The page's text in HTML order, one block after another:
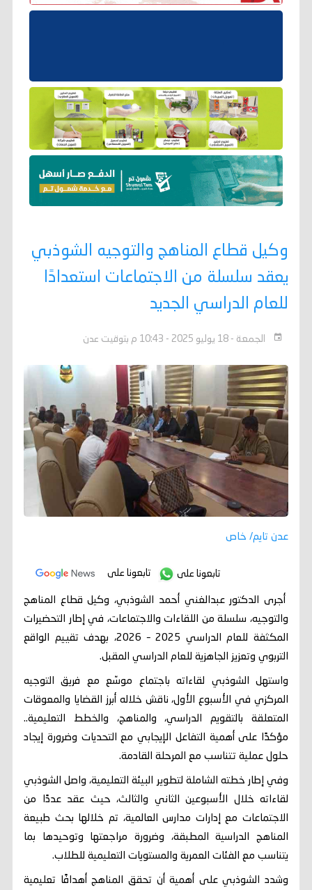
وكيل قطاع المناهج والتوجيه الشوذبي
يعقد سلسلة من الاجتماعات استعدادًا
للعام الدراسي الجديد
الجمعة - 18 يوليو 2025 - 10:43 م بتوقيت عدن
عدن تايم/ خاص
تابعونا على تابعونا على
أجرى الدكتور عبدالغني أحمد الشوذبي، وكيل قطاع المناهج
والتوجيه، سلسلة من اللقاءات والاجتماعات، في إطار التحضيرات
المكثفة للعام الدراسي 2025 – 2026، بهدف تقييم الواقع
التربوي وتعزيز الجاهزية للعام الدراسي المقبل.
واستهل الشوذبي لقاءاته باجتماع موسّع مع فريق التوجيه
المركزي في الأسبوع الأول، ناقش خلاله أبرز القضايا والمعوقات
المتعلقة بالتقويم الدراسي، والمناهج، والخطط التعليمية..
مؤكدًا على أهمية التفاعل الإيجابي مع التحديات وضرورة إيجاد
حلول عملية تتناسب مع المرحلة القادمة.
وفي إطار خطته الشاملة لتطوير البيئة التعليمية، واصل الشوذبي
لقاءاته خلال الأسبوعين الثاني والثالث، حيث عقد عددًا من
الاجتماعات مع إدارات مدارس العالمية، تم خلالها بحث طبيعة
المناهج الدراسية المطبقة، وضرورة مراجعتها وتوحيدها بما
يتناسب مع الفئات العمرية والمستويات التعليمية للطلاب.
وشدد الشوذبي على أهمية أن تحقق المناهج أهدافًا تعليمية